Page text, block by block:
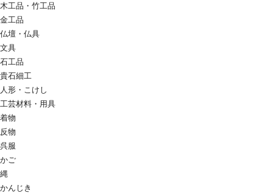
木工品・竹工品
金工品
仏壇・仏具
文具
石工品
貴石細工
人形・こけし
工芸材料・用具
着物
反物
呉服
かご
縄
かんじき